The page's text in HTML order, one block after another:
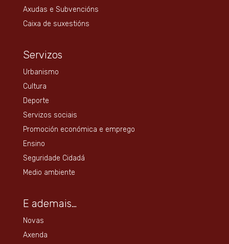
Axudas e Subvencións
Caixa de suxestións
Servizos
Urbanismo
Cultura
Deporte
Servizos sociais
Promoción económica e emprego
Ensino
Seguridade Cidadá
Medio ambiente
E ademais…
Novas
Axenda